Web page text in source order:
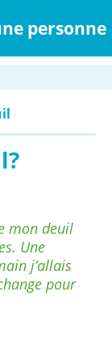
personne
mon deuil
Une
j’allais
pour